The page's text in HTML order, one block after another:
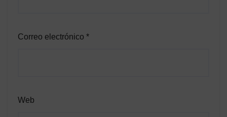
Correo electrónico *
Web